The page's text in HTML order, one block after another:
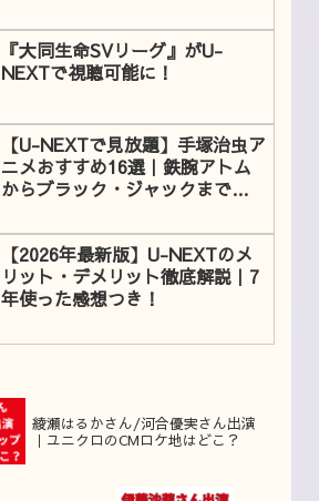
『大同生命SVリーグ』がU-
NEXTで視聴可能に！
【U-NEXTで見放題】手塚治虫ア
ニメおすすめ16選｜鉄腕アトム
からブラック・ジャックまで一
【2026年最新版】U-NEXTのメ
リット・デメリット徹底解説｜7
年使った感想つき！
綾瀬はるかさん/河合優実さん出演
｜ユニクロのCMロケ地はどこ？